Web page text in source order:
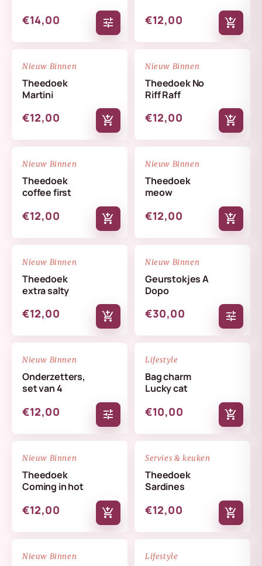
€14,00 tune €12,00 add_shopping_cart
NIEUW
Nieuw Binnen
Theedoek
Martini
€12,00 add_shopping_cart
NIEUW
Nieuw Binnen
Theedoek No
Riff Raff
€12,00 add_shopping_cart
NIEUW
Nieuw Binnen
Theedoek
coffee first
€12,00 add_shopping_cart
NIEUW
Nieuw Binnen
Theedoek
meow
€12,00 add_shopping_cart
NIEUW
Nieuw Binnen
Theedoek
extra salty
€12,00 add_shopping_cart
NIEUW
Nieuw Binnen
Geurstokjes A
Dopo
€30,00 tune
NIEUW
Nieuw Binnen
Onderzetters,
set van 4
€12,00 tune
NIEUW
Lifestyle
Bag charm
Lucky cat
€10,00 add_shopping_cart
NIEUW
Nieuw Binnen
Theedoek
Coming in hot
€12,00 add_shopping_cart
NIEUW
Servies & keuken
Theedoek
Sardines
€12,00 add_shopping_cart
NIEUW
Nieuw Binnen NIEUW
Lifestyle